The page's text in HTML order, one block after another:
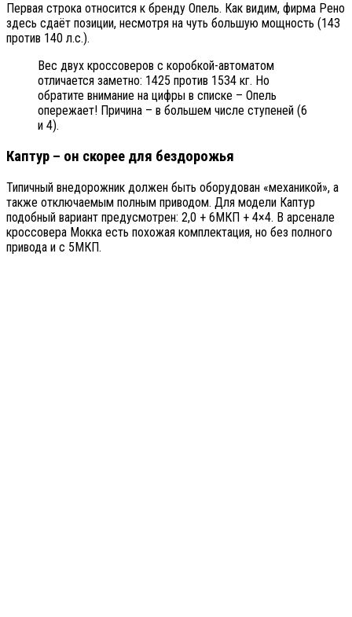
Первая строка относится к бренду Опель. Как видим, фирма Рено
здесь сдаёт позиции, несмотря на чуть большую мощность (143
против 140 л.с.).
Вес двух кроссоверов с коробкой-автоматом
отличается заметно: 1425 против 1534 кг. Но
обратите внимание на цифры в списке – Опель
опережает! Причина – в большем числе ступеней (6
и 4).
Каптур – он скорее для бездорожья
Типичный внедорожник должен быть оборудован «механикой», а
также отключаемым полным приводом. Для модели Каптур
подобный вариант предусмотрен: 2,0 + 6МКП + 4×4. В арсенале
кроссовера Мокка есть похожая комплектация, но без полного
привода и с 5МКП.